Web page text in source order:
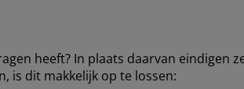
heeft? In plaats daarvan eindigen
is dit makkelijk op te lossen: